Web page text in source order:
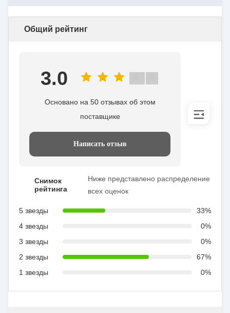
Общий рейтинг
3.0
Основано на 50 отзывах об этом
поставщике
Написать отзыв
Снимок
рейтинга
Ниже представлено распределение
всех оценок
5 звезды
33%
4 звезды
0%
3 звезды
0%
2 звезды
67%
1 звезды
0%